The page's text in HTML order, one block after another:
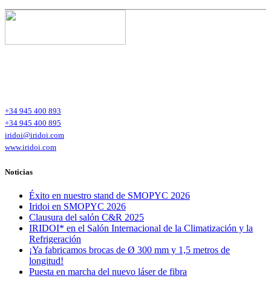
+34 945 400 893
+34 945 400 895
iridoi@iridoi.com
www.iridoi.com
Noticias
Éxito en nuestro stand de SMOPYC 2026
Iridoi en SMOPYC 2026
Clausura del salón C&R 2025
IRIDOI* en el Salón Internacional de la Climatización y la
Refrigeración
¡Ya fabricamos brocas de Ø 300 mm y 1,5 metros de
longitud!
Puesta en marcha del nuevo láser de fibra